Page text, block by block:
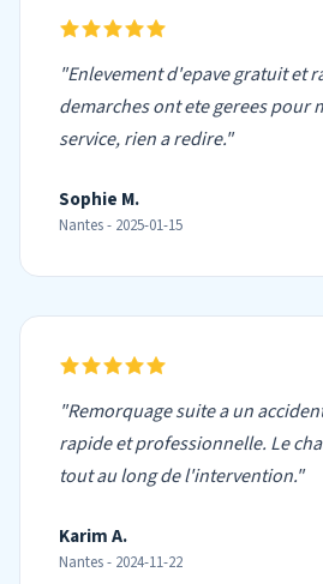
"Enlevement d'epave gratuit et
demarches ont ete gerees pour
service, rien a redire."
Sophie M.
Nantes - 2025-01-15
"Remorquage suite a un
rapide et professionnelle. Le
tout au long de l'intervention."
Karim A.
Nantes - 2024-11-22